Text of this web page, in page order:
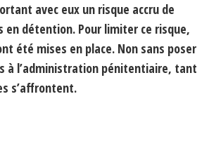
avec eux un risque accru de
détention. Pour limiter ce risque,
été mises en place. Non sans poser
à l’administration pénitentiaire, tant
s’affrontent.